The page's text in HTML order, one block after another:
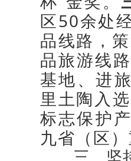
区50余处
品线路，
品旅游线
基地、进
里土陶入
标志保护
九省（区
三、坚持